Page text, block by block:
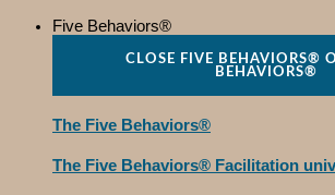
Five Behaviors®
CLOSE FIVE BEHAVIORS®
BEHAVIORS®
The Five Behaviors®
The Five Behaviors® Facilitation